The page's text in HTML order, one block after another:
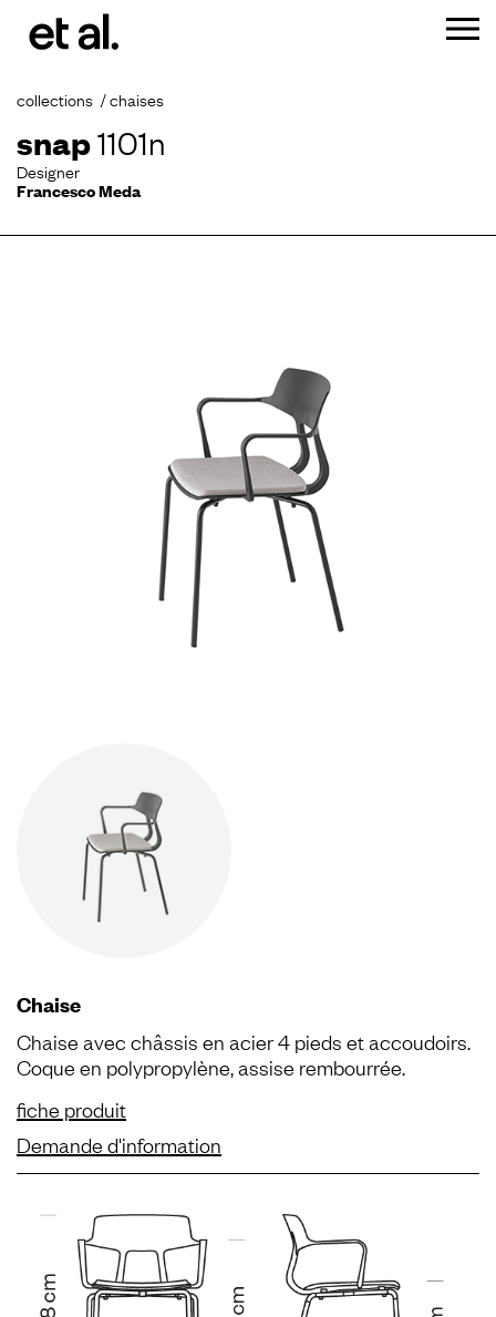
collections chaises
snap1101n
Designer
Francesco Meda
Chaise
Chaise avec châssis en acier 4 pieds et accoudoirs.
Coque en polypropylène, assise rembourrée.
fiche produit
Demande d'information